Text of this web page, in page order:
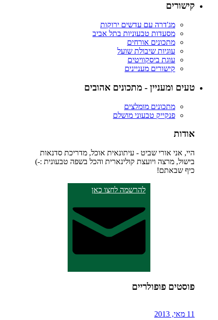
קישורים
מג'דרה עם עדשים ירוקות
מסעדות טבעוניות בתל אביב
מתכונים אורחים
עוגיות שיבולת שועל
עוגת ביסקוויטים
קישורים מעניינים
טעים ומעניין - מתכונים אהובים
מתכונים מומלצים
פנקייק טבעוני מושלם
אודות
היי, אני אורי שביט - עיתונאית אוכל, מדריכת סדנאות
בישול, מרצה ויועצת קולינארית והכל בשפה טבעונית :-)
כיף שבאתם!
להרשמה לחצו כאן
פוסטים פופולריים
11 מאי, 2013